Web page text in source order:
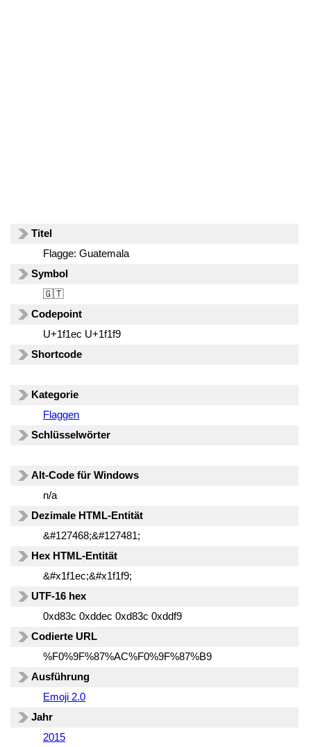
Titel
Flagge: Guatemala
Symbol
🇬🇹
Codepoint
U+1f1ec U+1f1f9
Shortcode
Kategorie
Flaggen
Schlüsselwörter
Alt-Code für Windows
n/a
Dezimale HTML-Entität
&#127468;&#127481;
Hex HTML-Entität
&#x1f1ec;&#x1f1f9;
UTF-16 hex
0xd83c 0xddec 0xd83c 0xddf9
Codierte URL
%F0%9F%87%AC%F0%9F%87%B9
Ausführung
Emoji 2.0
Jahr
2015